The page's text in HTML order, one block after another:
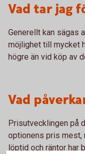
Vad tar jag
Generellt kan sägas
möjlighet till mycket
högre än vid köp av
Vad
Prisutvecklingen på
optionens pris mest,
löptid och räntor har